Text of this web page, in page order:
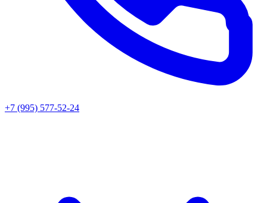
+7 (995) 577-52-24